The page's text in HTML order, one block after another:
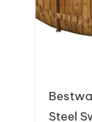
Steel